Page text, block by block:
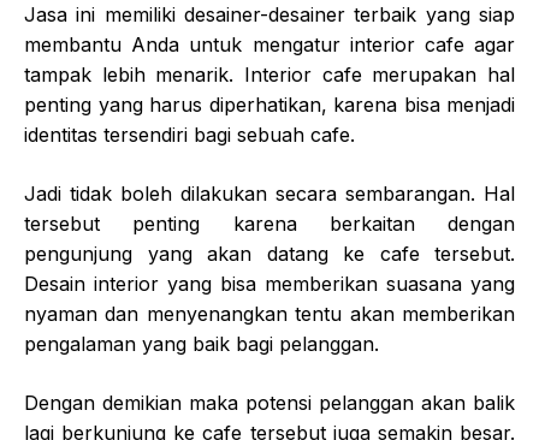
Jasa ini memiliki desainer-desainer terbaik yang siap
membantu Anda untuk mengatur interior cafe agar
tampak lebih menarik. Interior cafe merupakan hal
penting yang harus diperhatikan, karena bisa menjadi
identitas tersendiri bagi sebuah cafe.
Jadi tidak boleh dilakukan secara sembarangan. Hal
tersebut penting karena berkaitan dengan
pengunjung yang akan datang ke cafe tersebut.
Desain interior yang bisa memberikan suasana yang
nyaman dan menyenangkan tentu akan memberikan
pengalaman yang baik bagi pelanggan.
Dengan demikian maka potensi pelanggan akan balik
lagi berkunjung ke cafe tersebut juga semakin besar.